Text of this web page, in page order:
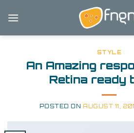
STYLE
An Amazing
Retina ready
POSTED ON AUGUST 11,